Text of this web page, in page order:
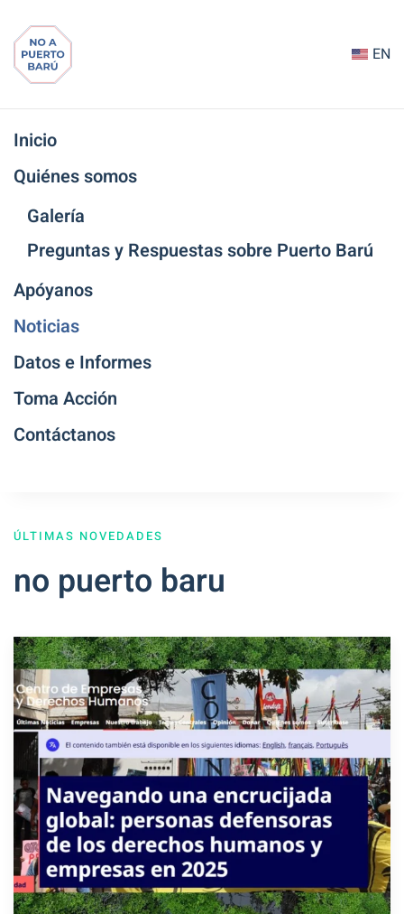
Ir
al
EN
Inicio
Quiénes somos
Galería
Preguntas y Respuestas sobre Puerto Barú
Apóyanos
Noticias
Datos e Informes
Toma Acción
Contáctanos
ÚLTIMAS NOVEDADES
no puerto baru